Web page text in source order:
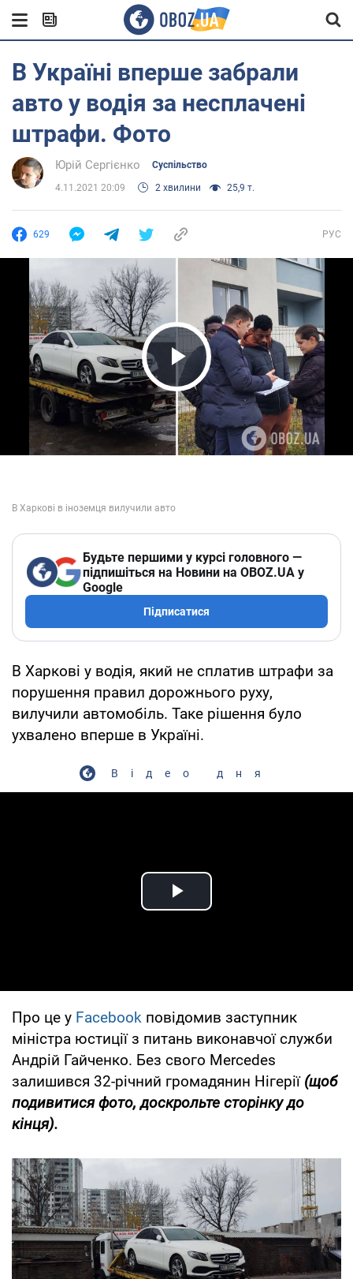
В Україні вперше забрали
авто у водія за несплачені
штрафи. Фото
Юрій Сергієнко Суспільство
4.11.2021 20:09 2 хвилини 25,9 т.
629 РУС
Play Video
Будьте першими у курсі головного —
підпишіться на Новини на OBOZ.UA у
Google
Підписатися
В Харкові у водія, який не сплатив штрафи за
порушення правил дорожнього руху,
вилучили автомобіль. Таке рішення було
ухвалено вперше в Україні.
Відео дня
Play Video
Про це у Facebook повідомив заступник
міністра юстиції з питань виконавчої служби
Андрій Гайченко. Без свого Mercedes
залишився 32-річний громадянин Нігерії (щоб
подивитися фото, доскрольте сторінку до
кінця).